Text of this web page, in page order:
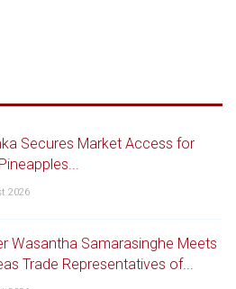
හැකියාව
GSP යටතේ යුරෝපා
සහ තුර්කිය යන
සඳහා පමණි.
Secures Market Access for
2026
Wasantha Samarasinghe Meets
Trade Representatives of...